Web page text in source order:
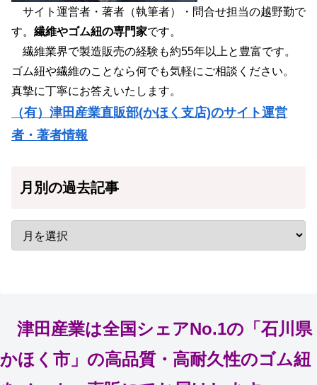
サイト運営者・著者（執筆者）・問合せ担当の越野勤で
す。 繊維やゴム紐の専門家です。
繊維業界で製造販売の経験も約55年以上と豊富です。
ゴム紐や繊維のことなら何でも気軽にご相談ください。
真摯に丁寧にお答えいたします。
（有）津田産業直販部(かほく支店)のサイト運営
者・著者情報
月別の過去記事
津田産業は全国シェアNo.1の「石川県
かほく市」の高品質・高耐久性のゴム紐